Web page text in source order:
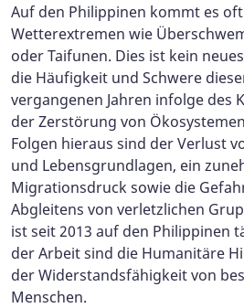
Auf den Philippinen kommt es
Wetterextremen wie
oder Taifunen. Dies ist kein
die Häufigkeit und Schwere
vergangenen Jahren infolge des
der Zerstörung von
Folgen hieraus sind der Verlust
und Lebensgrundlagen, ein
Migrationsdruck sowie die
Abgleitens von verletzlichen
ist seit 2013 auf den Philippinen
der Arbeit sind die Humanitäre
der Widerstandsfähigkeit von
Menschen.